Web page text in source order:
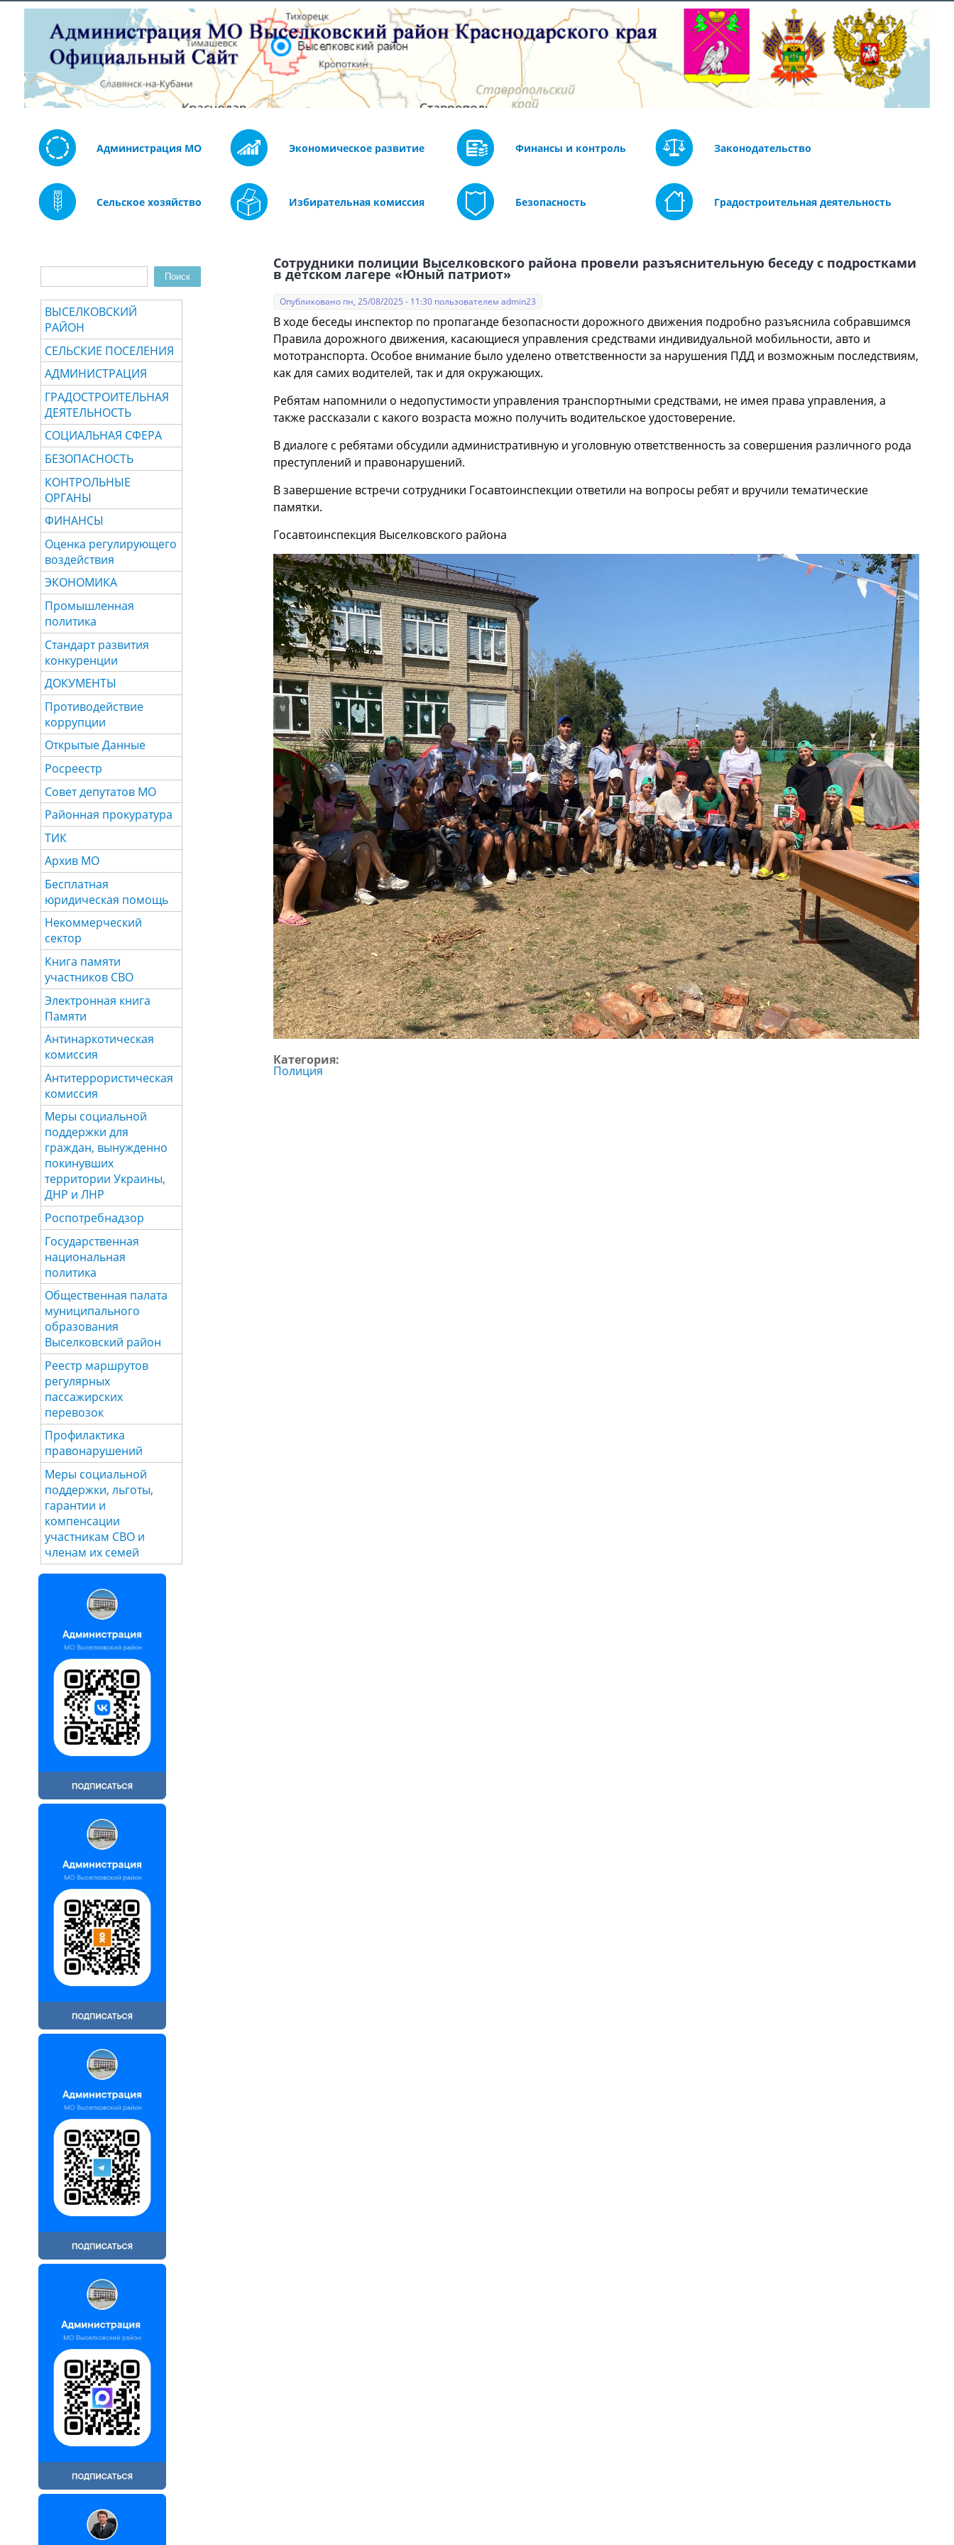
Администрация МО Экономическое развитие Финансы и контроль Законодательство
Сельское хозяйство Избирательная комиссия Безопасность Градостроительная деятельность
Сотрудники полиции Выселковского района провели разъяснительную беседу с подростками
в детском лагере «Юный патриот»
Опубликовано пн, 25/08/2025 - 11:30 пользователемadmin23
В ходе беседы инспектор по пропаганде безопасности дорожного движения подробно разъяснила собравшимся
Правила дорожного движения, касающиеся управления средствами индивидуальной мобильности, авто и
мототранспорта. Особое внимание было уделено ответственности за нарушения ПДД и возможным последствиям,
как для самих водителей, так и для окружающих.
Ребятам напомнили о недопустимости управления транспортными средствами, не имея права управления, а
также рассказали с какого возраста можно получить водительское удостоверение.
В диалоге с ребятами обсудили административную и уголовную ответственность за совершения различного рода
преступлений и правонарушений.
В завершение встречи сотрудники Госавтоинспекции ответили на вопросы ребят и вручили тематические
памятки.
Госавтоинспекция Выселковского района
Категория:
Полиция
Поиск
ВЫСЕЛКОВСКИЙ
РАЙОН
СЕЛЬСКИЕ ПОСЕЛЕНИЯ
АДМИНИСТРАЦИЯ
ГРАДОСТРОИТЕЛЬНАЯ
ДЕЯТЕЛЬНОСТЬ
СОЦИАЛЬНАЯ СФЕРА
БЕЗОПАСНОСТЬ
КОНТРОЛЬНЫЕ
ОРГАНЫ
ФИНАНСЫ
Оценка регулирующего
воздействия
ЭКОНОМИКА
Промышленная
политика
Стандарт развития
конкуренции
ДОКУМЕНТЫ
Противодействие
коррупции
Открытые Данные
Росреестр
Совет депутатов МО
Районная прокуратура
ТИК
Архив МО
Бесплатная
юридическая помощь
Некоммерческий
сектор
Книга памяти
участников СВО
Электронная книга
Памяти
Антинаркотическая
комиссия
Антитеррористическая
комиссия
Меры социальной
поддержки для
граждан, вынужденно
покинувших
территории Украины,
ДНР и ЛНР
Роспотребнадзор
Государственная
национальная
политика
Общественная палата
муниципального
образования
Выселковский район
Реестр маршрутов
регулярных
пассажирских
перевозок
Профилактика
правонарушений
Меры социальной
поддержки, льготы,
гарантии и
компенсации
участникам СВО и
членам их семей